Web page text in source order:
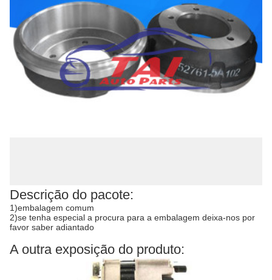
Descrição do pacote:
1)embalagem comum
2)se tenha especial a procura para a embalagem deixa-nos por
favor saber adiantado
A outra exposição do produto: